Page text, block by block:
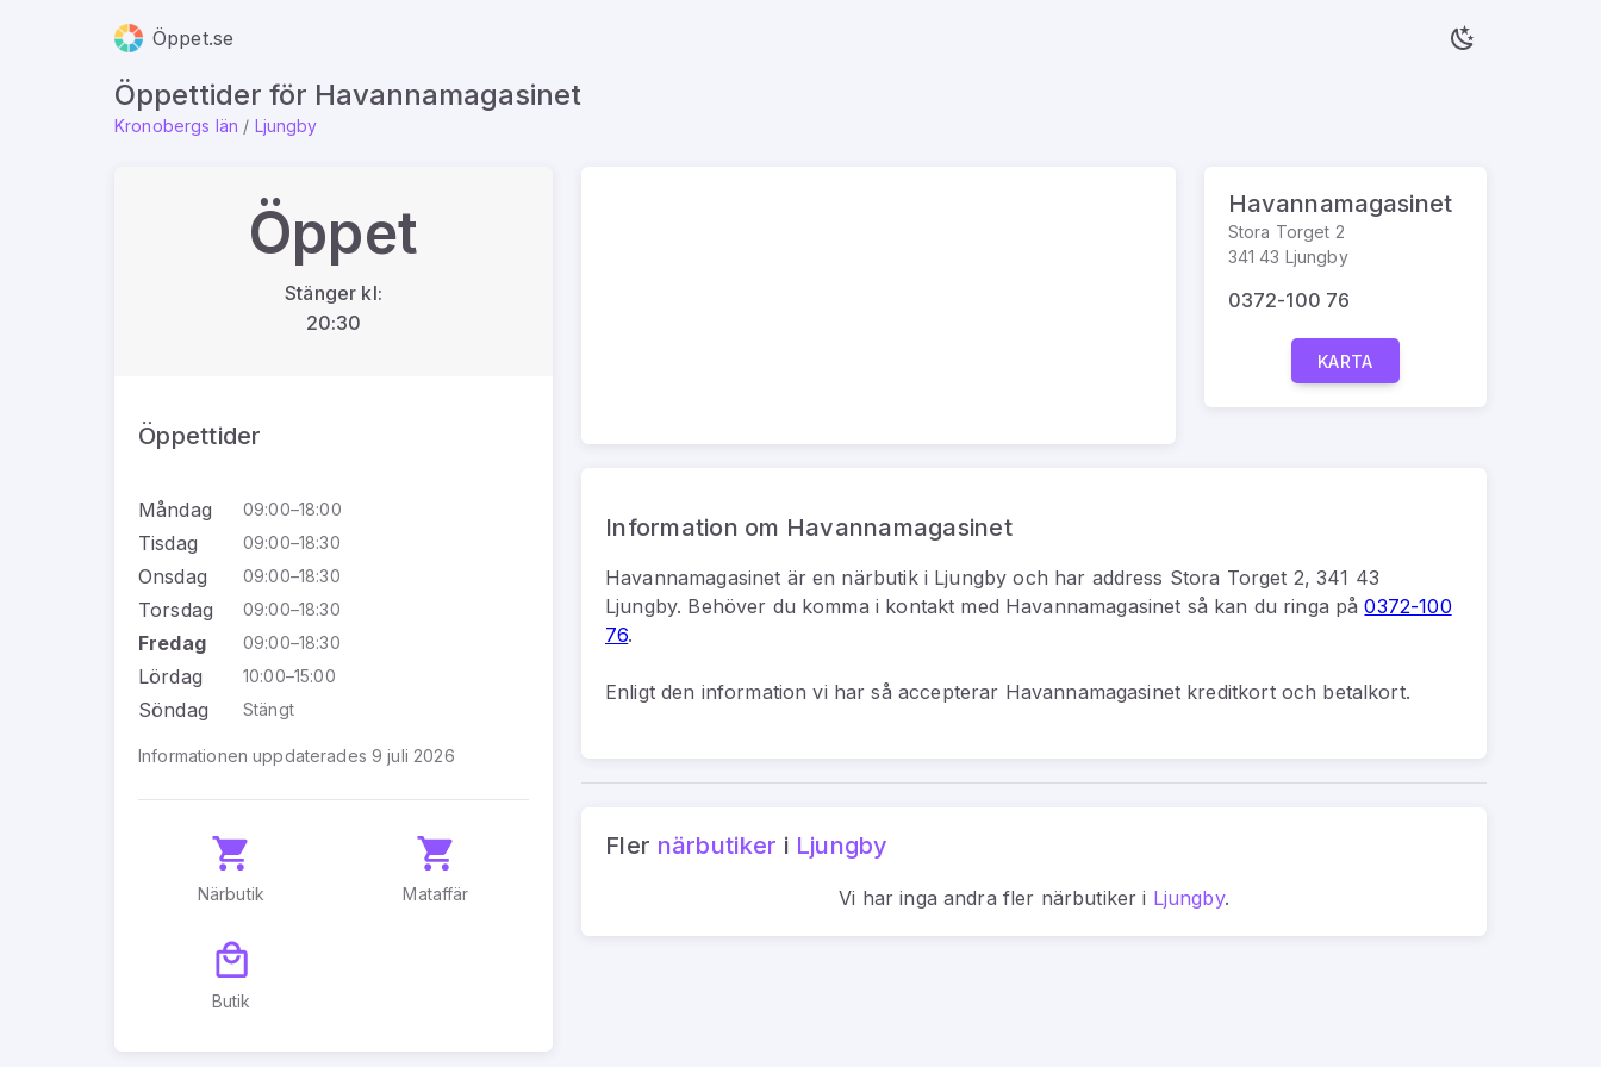
Öppet.se
Öppettider för Havannamagasinet
Kronobergs län / Ljungby
Öppet
Stänger kl:
20:30
Öppettider
Måndag 09:00–18:00
Tisdag 09:00–18:30
Onsdag 09:00–18:30
Torsdag 09:00–18:30
Fredag 09:00–18:30
Lördag 10:00–15:00
Söndag Stängt
Informationen uppdaterades 9 juli 2026
Närbutik Mataffär
Butik
Havannamagasinet
Stora Torget 2
341 43 Ljungby
0372-100 76
KARTA
Information om Havannamagasinet
Havannamagasinet ären närbutiki Ljungby och har address Stora Torget 2, 341 43
Ljungby. Behöver du komma i kontakt med Havannamagasinet så kan du ringa på0372-100
76.
Enligt den information vi har så accepterar Havannamagasinet kreditkort och betalkort.
Fler närbutiker i Ljungby
Vi har inga andra fler närbutiker i Ljungby.